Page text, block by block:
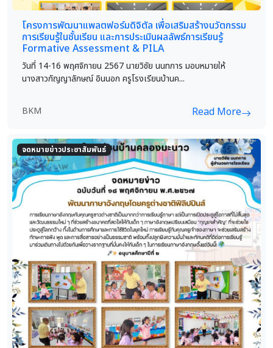
โครงการพัฒนาแพลตฟอร์มดิจิตัล เพื่อเสริมสร้างนวัตกรรม
การเรียนรู้ในชั้นเรียน และการประเมินผลลัพธ์การเรียนรู้
Formative Assessment & PILA
วันที่ 14-16 พฤศจิกายน 2567 นายวิชัย นนทการ มอบหมายให้
นางสาวกัญญาลักษณ์ อินนอก ครูโรงเรียนบ้านค...
BKM Read More
จดหมายข่าวประชาสัมพันธ์